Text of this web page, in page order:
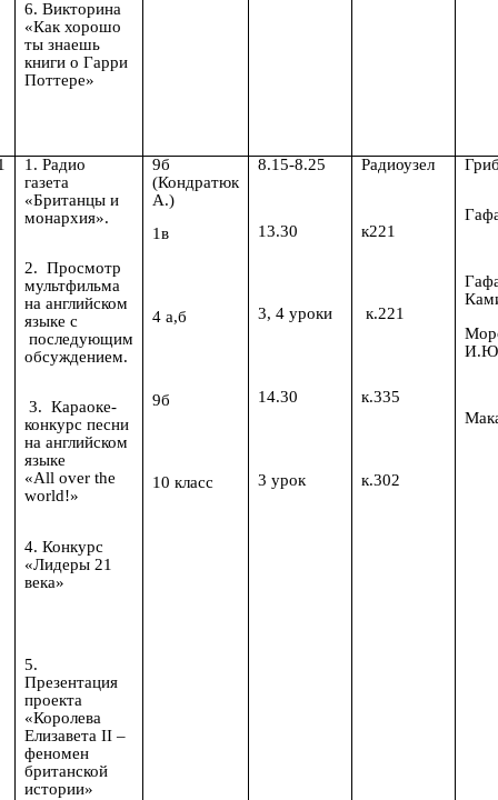
6. Викторина
«Как хорошо
ты знаешь
книги о Гарри
Поттере»
1. Радио
газета
«Британцы и
монархия».
2. Просмотр
мультфильма
на английском
языке с
последующим
обсуждением.
3. Караоке-
конкурс песни
на английском
языке
«All over the
world!»
4. Конкурс
«Лидеры 21
века»
5.
Презентация
проекта
«Королева
Елизавета II –
феномен
британской
истории»
9б
(Кондратюк
А.)
1в
4 а,б
9б
10 класс
8.15-8.25
13.30
3, 4 уроки
14.30
3 урок
Радиоузел
к221
к.221
к.335
к.302